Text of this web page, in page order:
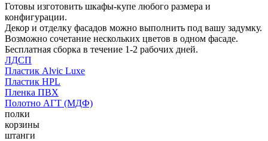
Готовы изготовить шкафы-купе любого размера и
конфигурации.
Декор и отделку фасадов можно выполнить под вашу задумку.
Возможно сочетание нескольких цветов в одном фасаде.
Бесплатная сборка в течение 1-2 рабочих дней.
ЛДСП
Пластик Alvic Luxe
Пластик HPL
Пленка ПВХ
Полотно АГТ (МДФ)
полки
корзины
штанги